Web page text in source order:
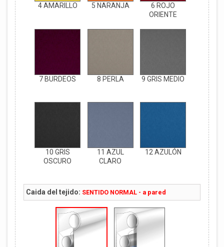
4 AMARILLO 5 NARANJA
6 ROJO
ORIENTE
7 BURDEOS 8 PERLA 9 GRIS MEDIO
10 GRIS
OSCURO
11 AZUL
CLARO
12 AZULÓN
Caida del tejido: SENTIDO NORMAL - a pared